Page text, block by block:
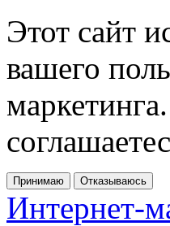
Этот сайт
вашего
Принимаю Отказываюсь
Интернет-